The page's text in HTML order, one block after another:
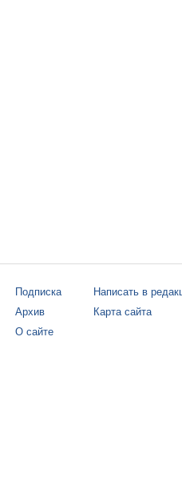
Подписка
Архив
О сайте
Написать в
Карта сайта